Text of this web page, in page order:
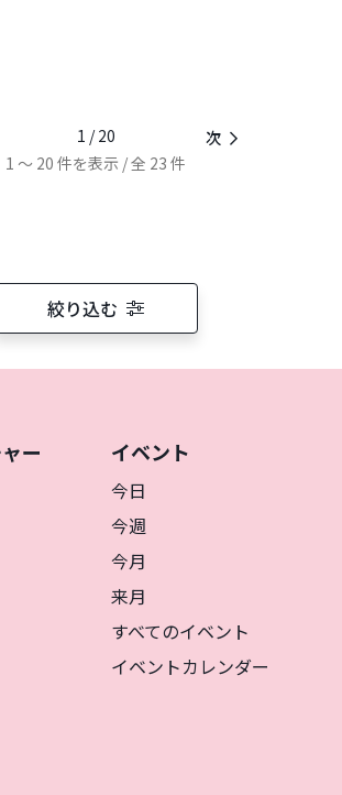
1 / 20
次
1 ～ 20 件を表示 / 全 23 件
絞り込む
ー イベント
今日
今週
今月
来月
すべてのイベント
イベントカレンダー